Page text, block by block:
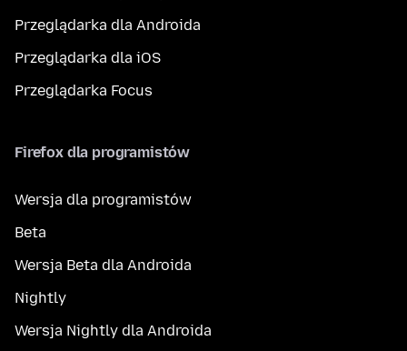
Przeglądarka dla Androida
Przeglądarka dla iOS
Przeglądarka Focus
Firefox dla programistów
Wersja dla programistów
Beta
Wersja Beta dla Androida
Nightly
Wersja Nightly dla Androida